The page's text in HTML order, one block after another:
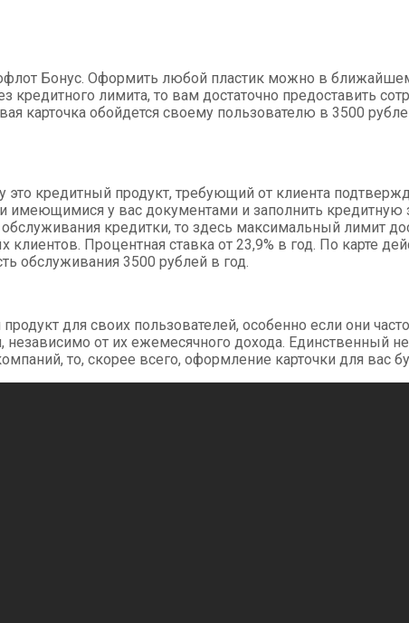
Бонус. Оформить любой пластик можно в
лимита, то вам достаточно предоставить
карточка обойдется своему пользователю в 3500
кредитный продукт, требующий от клиента
имеющимися у вас документами и заполнить
кредитки, то здесь максимальный лимит
Процентная ставка от 23,9% в год. По карте
обслуживания 3500 рублей в год.
для своих пользователей, особенно если они
от их ежемесячного дохода. Единственный
то, скорее всего, оформление карточки для вас